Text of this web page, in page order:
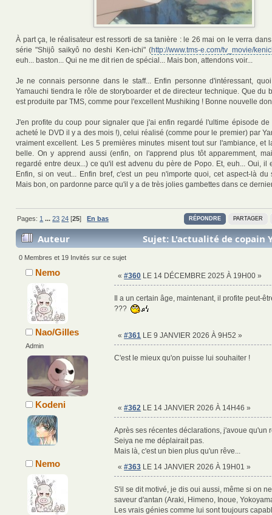
À part ça, le réalisateur est ressorti de sa tanière : le 26 mai on le verra
série "Shijô saikyô no deshi Ken-ichi" (http://www.tms-e.com/tv_movie/
euh... baston... Qui ne me dit rien de spécial... Mais bon, attendons voir...
Je ne connais personne dans le staff... Enfin personne d'intéressant,
Yamauchi tiendra le rôle de storyboarder et de directeur technique. Que du
est produite par TMS, comme pour l'excellent Mushiking ! Bonne nouvelle
J'en profite du coup pour signaler que j'ai enfin regardé l'ultime épisode de
acheté le DVD il y a des mois !), celui réalisé (comme pour le premier) par
vraiment excellent. Les 5 premières minutes misent tout sur l'ambiance, et
belle. On y apprend aussi (enfin, on l'apprend plus tôt apparemment,
regardé entre deux...) ce qu'il est advenu du père de Popo. Et, euh... Oui, il
Enfin, si on veut... Enfin bref, c'est un peu n'importe quoi, cet aspect-là du
Mais bon, on pardonne parce qu'il y a de très jolies gambettes dans ce
RÉPONDRE PARTAGER
Pages: 1 ...23 24 [25]En bas
Auteur
Sujet: L'actualité de copain
1057777 fois)
0 Membres et 19 Invités sur ce sujet
Nemo «#360 LE 14 DÉCEMBRE 2025 À 19H00 »
Il a un certain âge, maintenant, il profite peut-
???
Nao/Gilles
Admin
«#361 LE 9 JANVIER 2026 À 9H52 »
C'est le mieux qu'on puisse lui souhaiter !
Kodeni «#362 LE 14 JANVIER 2026 À 14H46 »
Après ses récentes déclarations, j'avoue qu'un
Seiya ne me déplairait pas.
Mais là, c'est un bien plus qu'un rêve...
Nemo «#363 LE 14 JANVIER 2026 À 19H01 »
S'il se dit motivé, je dis oui aussi, même si on
saveur d'antan (Araki, Himeno, Inoue,
Les vrais génies comme lui sont toujours